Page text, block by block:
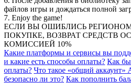
файлов игры и дождаться полной
7. Enjoy the game!
ЕСЛИ ВЫ ОШИБЛИСЬ
ПОКУПКЕ, ВОЗВРАТ СРЕДСТВ
КОМИССИЕЙ 10%
Какие платформы и сервисы вы
и какие есть способы оплаты? Как
оплаты? Что такое «общий аккаунт»
безопасно ли это? Как пополнить